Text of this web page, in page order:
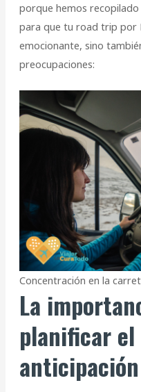
porque hemos
para que tu road trip por
emocionante, sino
preocupaciones:
Concentración en la
La
planificar
anticipación